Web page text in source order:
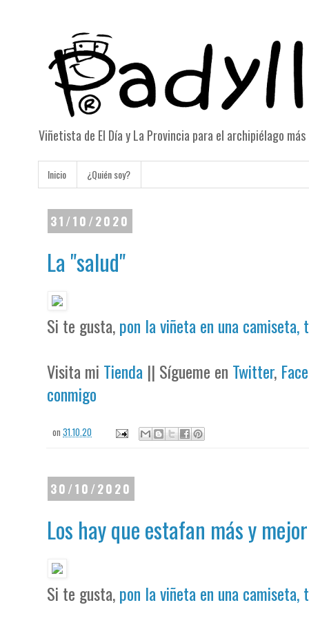
Viñetista de El Día y La Provincia para el archipiélago
Inicio ¿Quién soy?
31/10/2020
La "salud"
Si te gusta,pon la viñeta en una camiseta,
Visita mi Tienda || Sígueme en Twitter,
conmigo
on31.10.20
30/10/2020
Los hay que estafan más y mejor
Si te gusta,pon la viñeta en una camiseta,